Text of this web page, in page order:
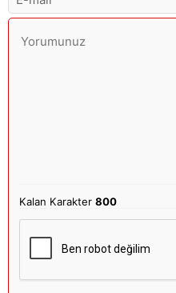
Kalan Karakter800